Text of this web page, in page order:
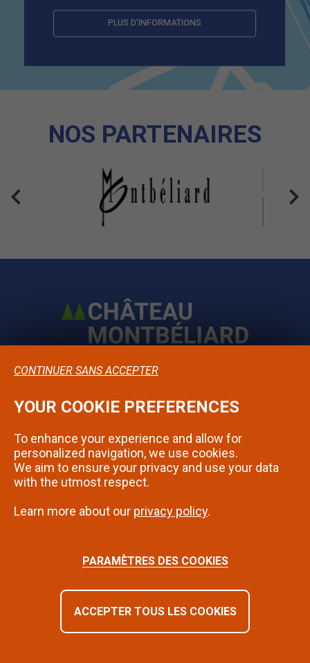
PLUS D’INFORMATIONS
NOS PARTENAIRES
Mentions légales
Contact
YOUR COOKIE PREFERENCES
To enhance your experience and allow for
personalized navigation, we use cookies.
We aim to ensure your privacy and use your data
with the utmost respect.
Learn more about our privacy policy.
PARAMÈTRES DES COOKIES
ACCEPTER TOUS LES COOKIES
CONTINUER SANS ACCEPTER